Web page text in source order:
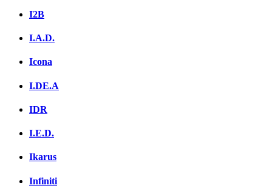
I2B
I.A.D.
Icona
I.DE.A
IDR
I.E.D.
Ikarus
Infiniti